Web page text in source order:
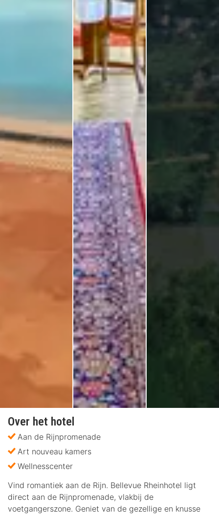
Over het hotel
Aan de Rijnpromenade
Art nouveau kamers
Wellnesscenter
Vind romantiek aan de Rijn. Bellevue Rheinhotel ligt
direct aan de Rijnpromenade, vlakbij de
voetgangerszone. Geniet van de gezellige en knusse